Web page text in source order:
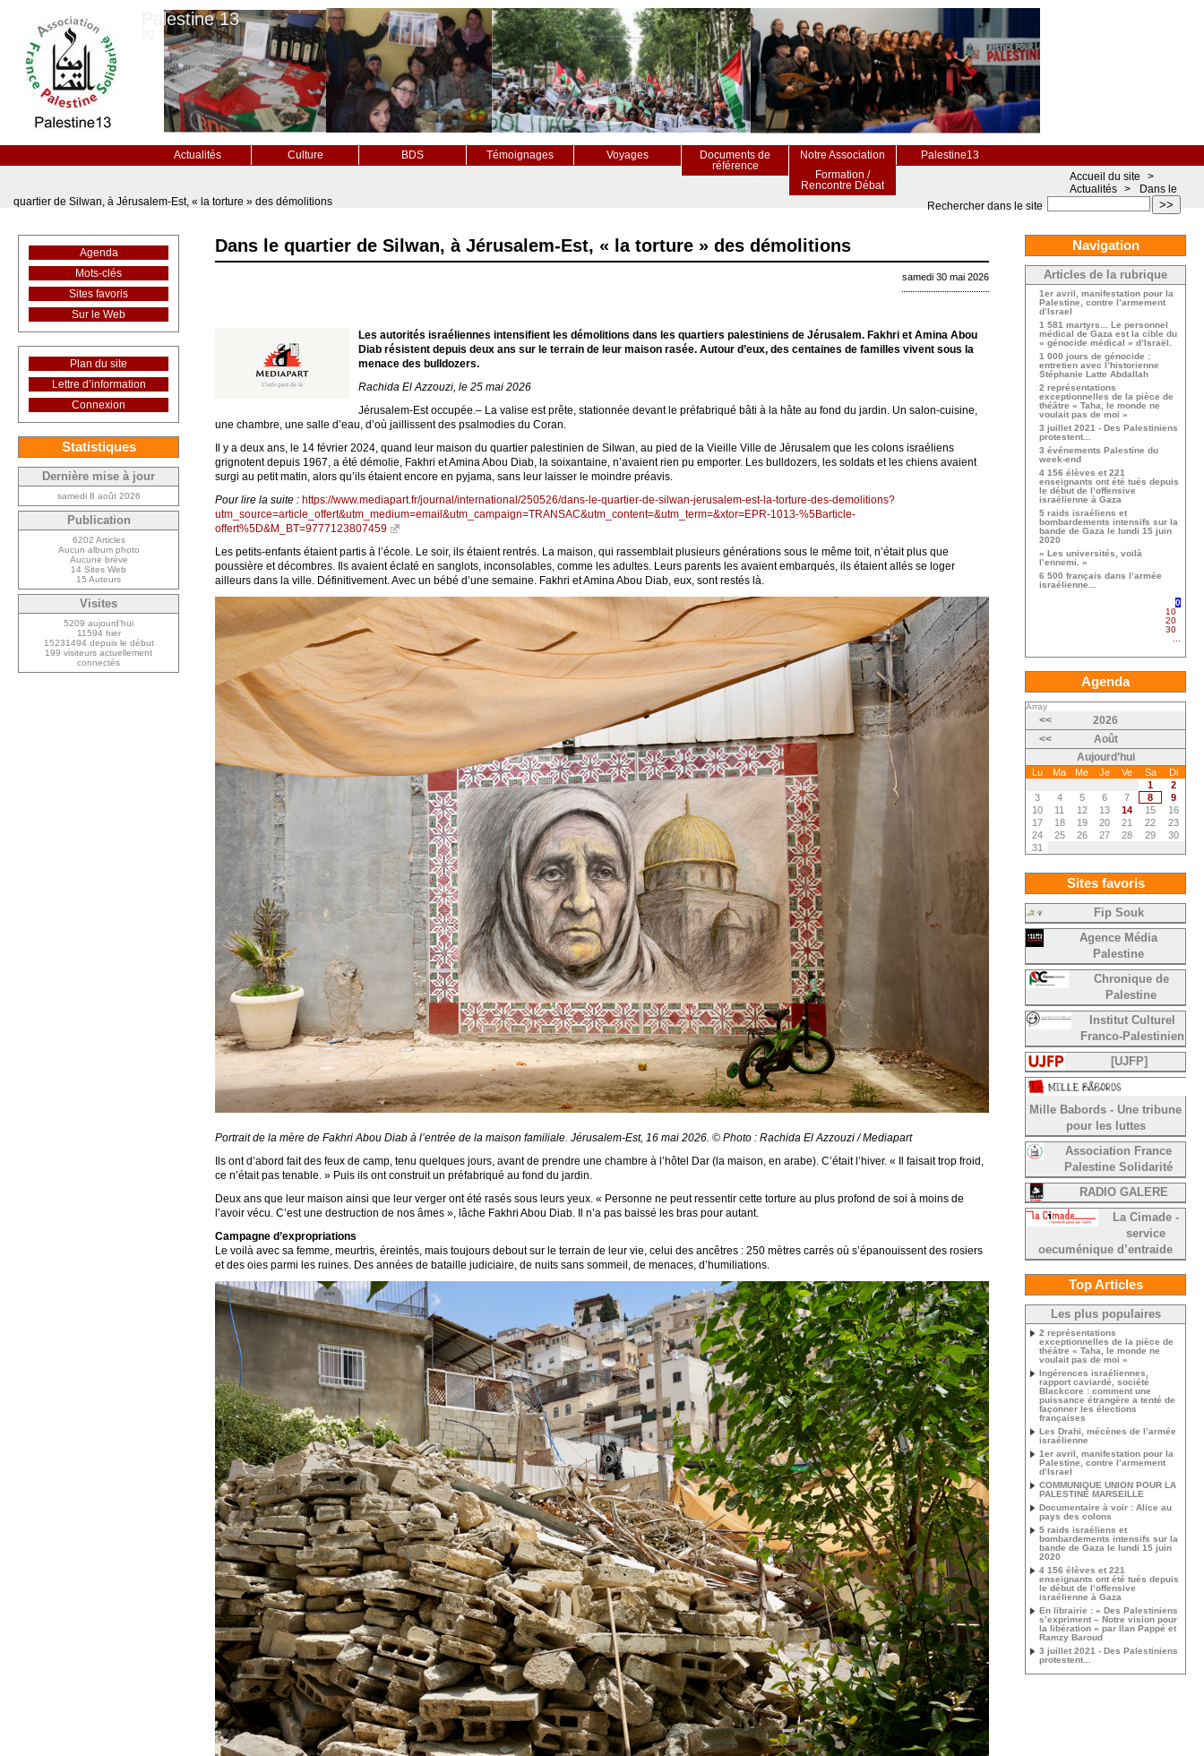
Palestine 13
Actualités Culture BDS Témoignages Voyages
Documents de
référence
Notre Association
Palestine13
Formation /
Rencontre Débat
>>
Rechercher dans le site
Accueil du site
>
Actualités >
Dans le
quartier de Silwan, à Jérusalem-Est, « la torture » des démolitions
Dans le quartier de Silwan, à Jérusalem-Est, « la torture » des démolitions
samedi 30 mai 2026
Les autorités israéliennes intensifient les démolitions dans les quartiers palestiniens de Jérusalem. Fakhri et Amina Abou
Diab résistent depuis deux ans sur le terrain de leur maison rasée. Autour d’eux, des centaines de familles vivent sous la
menace des bulldozers.
Rachida El Azzouzi, le 25 mai 2026
Jérusalem-Est occupée.– La valise est prête, stationnée devant le préfabriqué bâti à la hâte au fond du jardin. Un salon-cuisine,
une chambre, une salle d’eau, d’où jaillissent des psalmodies du Coran.
Il y a deux ans, le 14 février 2024, quand leur maison du quartier palestinien de Silwan, au pied de la Vieille Ville de Jérusalem que les colons israéliens
grignotent depuis 1967, a été démolie, Fakhri et Amina Abou Diab, la soixantaine, n’avaient rien pu emporter. Les bulldozers, les soldats et les chiens avaient
surgi au petit matin, alors qu’ils étaient encore en pyjama, sans leur laisser le moindre préavis.
Pour lire la suite : https://www.mediapart.fr/journal/international/250526/dans-le-quartier-de-silwan-jerusalem-est-la-torture-des-demolitions?
utm_source=article_offert&utm_medium=email&utm_campaign=TRANSAC&utm_content=&utm_term=&xtor=EPR-1013-%5Barticle-
offert%5D&M_BT=9777123807459
Les petits-enfants étaient partis à l’école. Le soir, ils étaient rentrés. La maison, qui rassemblait plusieurs générations sous le même toit, n’était plus que
poussière et décombres. Ils avaient éclaté en sanglots, inconsolables, comme les adultes. Leurs parents les avaient embarqués, ils étaient allés se loger
ailleurs dans la ville. Définitivement. Avec un bébé d’une semaine. Fakhri et Amina Abou Diab, eux, sont restés là.
Portrait de la mère de Fakhri Abou Diab à l’entrée de la maison familiale. Jérusalem-Est, 16 mai 2026. © Photo : Rachida El Azzouzi / Mediapart
Ils ont d’abord fait des feux de camp, tenu quelques jours, avant de prendre une chambre à l’hôtel Dar (la maison, en arabe). C’était l’hiver. « Il faisait trop froid,
ce n’était pas tenable. » Puis ils ont construit un préfabriqué au fond du jardin.
Deux ans que leur maison ainsi que leur verger ont été rasés sous leurs yeux. « Personne ne peut ressentir cette torture au plus profond de soi à moins de
l’avoir vécu. C’est une destruction de nos âmes », lâche Fakhri Abou Diab. Il n’a pas baissé les bras pour autant.
Campagne d’expropriations
Le voilà avec sa femme, meurtris, éreintés, mais toujours debout sur le terrain de leur vie, celui des ancêtres : 250 mètres carrés où s’épanouissent des rosiers
et des oies parmi les ruines. Des années de bataille judiciaire, de nuits sans sommeil, de menaces, d’humiliations.
Agenda
Mots-clés
Sites favoris
Sur le Web
Plan du site
Lettre d’information
Connexion
Statistiques
Dernière mise à jour
samedi 8 août 2026
Publication
6202 Articles
Aucun album photo
Aucune brève
14 Sites Web
15 Auteurs
Visites
5209 aujourd’hui
11594 hier
15231494 depuis le début
199 visiteurs actuellement
connectés
Navigation
Articles de la rubrique
1er avril, manifestation pour la
Palestine, contre l’armement
d’Israel
1 581 martyrs... Le personnel
médical de Gaza est la cible du
« génocide médical » d’Israël.
1 000 jours de génocide :
entretien avec l’historienne
Stéphanie Latte Abdallah
2 représentations
exceptionnelles de la pièce de
théâtre « Taha, le monde ne
voulait pas de moi »
3 juillet 2021 - Des Palestiniens
protestent...
3 événements Palestine du
week-end
4 156 élèves et 221
enseignants ont été tués depuis
le début de l’offensive
israélienne à Gaza
5 raids israéliens et
bombardements intensifs sur la
bande de Gaza le lundi 15 juin
2020
« Les universités, voilà
l’ennemi. »
6 500 français dans l’armée
israélienne...
0
10
20
30
Agenda
Array
<<
2026
<<
Août
Aujourd’hui
Lu Ma Me Je Ve Sa
Di
1
2
3
4 5 6 7 8
9
10
11 12 13 14 15
16
17
18 19 20 21 22
23
24
25 26 27 28 29
30
31
Sites favoris
Fip Souk
Agence Média
Palestine
Chronique de
Palestine
Institut Culturel
Franco-Palestinien
[UJFP]
Mille Babords - Une tribune
pour les luttes
Association France
Palestine Solidarité
RADIO GALERE
La Cimade -
service
oecuménique d’entraide
Top Articles
Les plus populaires
2 représentations
exceptionnelles de la pièce de
théâtre « Taha, le monde ne
voulait pas de moi »
Ingérences israéliennes,
rapport caviardé, société
Blackcore : comment une
puissance étrangère a tenté de
façonner les élections
françaises
Les Drahi, mécènes de l’armée
israélienne
1er avril, manifestation pour la
Palestine, contre l’armement
d’Israel
COMMUNIQUE UNION POUR LA
PALESTINE MARSEILLE
Documentaire à voir : Alice au
pays des colons
5 raids israéliens et
bombardements intensifs sur la
bande de Gaza le lundi 15 juin
2020
4 156 élèves et 221
enseignants ont été tués depuis
le début de l’offensive
israélienne à Gaza
En librairie : « Des Palestiniens
s’expriment – Notre vision pour
la libération » par Ilan Pappé et
Ramzy Baroud
3 juillet 2021 - Des Palestiniens
protestent...